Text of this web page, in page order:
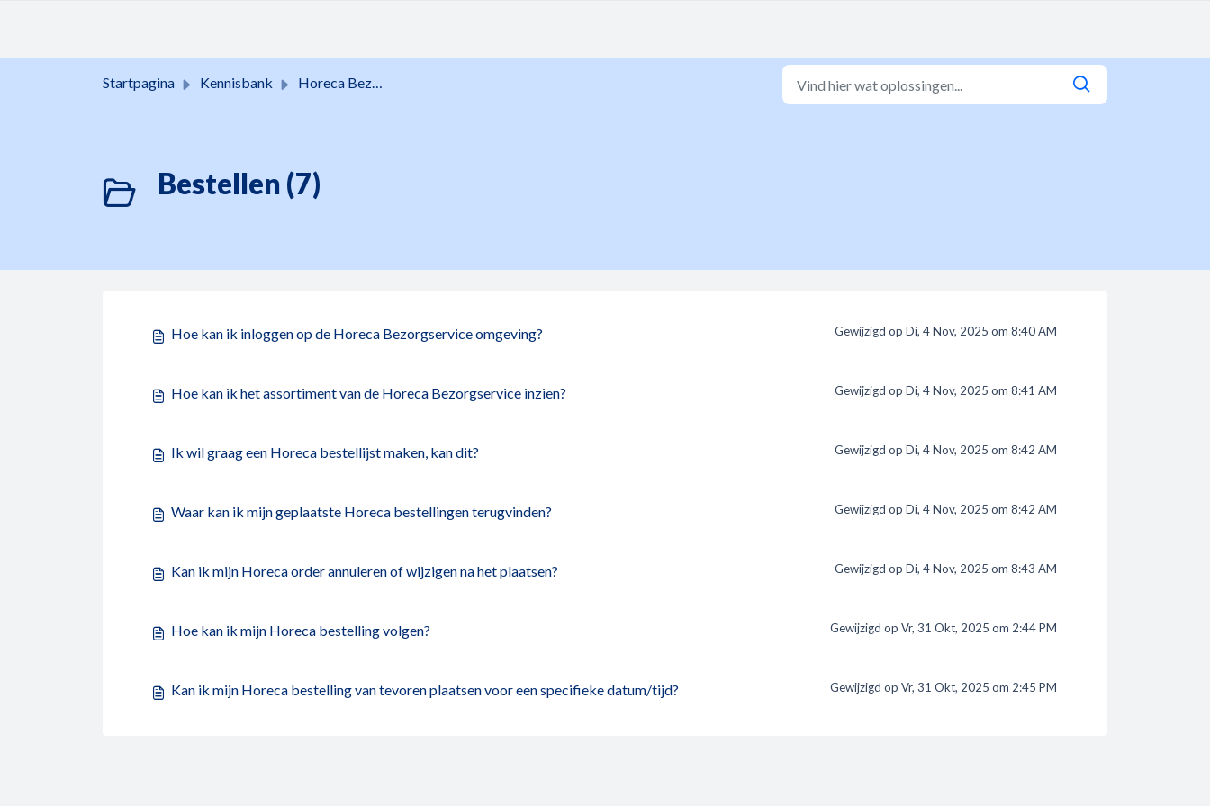
Startpagina Kennisbank Horeca Bezorgservice
Bestellen (7)
Hoe kan ik inloggen op de Horeca Bezorgservice omgeving? Gewijzigd op Di, 4 Nov, 2025 om 8:40 AM
Hoe kan ik het assortiment van de Horeca Bezorgservice inzien? Gewijzigd op Di, 4 Nov, 2025 om 8:41 AM
Ik wil graag een Horeca bestellijst maken, kan dit? Gewijzigd op Di, 4 Nov, 2025 om 8:42 AM
Waar kan ik mijn geplaatste Horeca bestellingen terugvinden? Gewijzigd op Di, 4 Nov, 2025 om 8:42 AM
Kan ik mijn Horeca order annuleren of wijzigen na het plaatsen? Gewijzigd op Di, 4 Nov, 2025 om 8:43 AM
Hoe kan ik mijn Horeca bestelling volgen? Gewijzigd op Vr, 31 Okt, 2025 om 2:44 PM
Kan ik mijn Horeca bestelling van tevoren plaatsen voor een specifieke datum/tijd? Gewijzigd op Vr, 31 Okt, 2025 om 2:45 PM